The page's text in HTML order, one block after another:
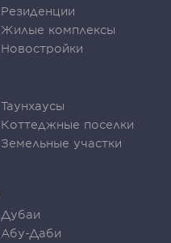
Резиденции
Жилые комплексы
Новостройки
Таунхаусы
Коттеджные поселки
Земельные участки
Дубаи
Абу-Даби